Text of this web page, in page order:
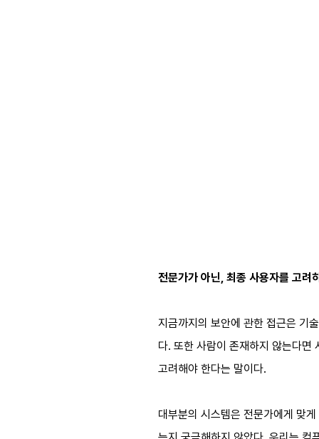
전문가가 아닌, 최종 사용자를 고려
지금까지의 보안에 관한 접근은 기
다. 또한 사람이 존재하지 않는다면
고려해야 한다는 말이다.
대부분의 시스템은 전문가에게 맞